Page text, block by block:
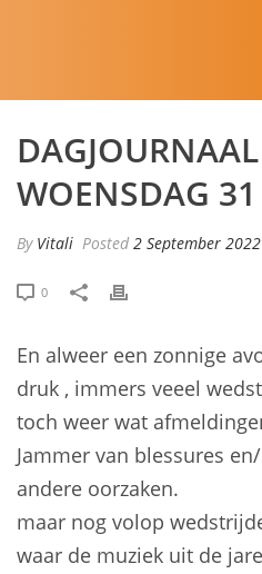
WOENSDAG
By Vitali Posted 2 September 2022
0
En alweer een zonnige
druk , immers veeel
toch weer wat
Jammer van blessures
andere oorzaken.
maar nog volop
waar de muziek uit de